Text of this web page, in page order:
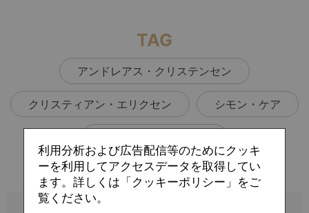
TAG
アンドレアス・クリステンセン
クリスティアン・エリクセン シモン・ケア
利用分析および広告配信等のためにクッキ
ーを利用してアクセスデータを取得してい
ます。詳しくは「クッキーポリシー」をご
覧ください。